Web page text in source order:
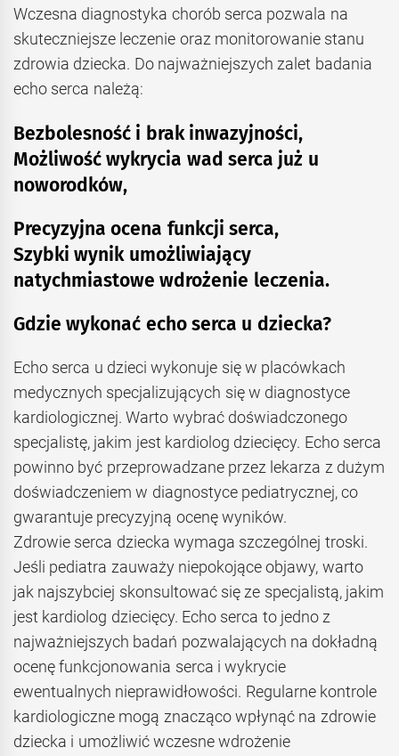
Wczesna diagnostyka chorób serca pozwala na
skuteczniejsze leczenie oraz monitorowanie stanu
zdrowia dziecka. Do najważniejszych zalet badania
echo serca należą:
Bezbolesność i brak inwazyjności,
Możliwość wykrycia wad serca już u
noworodków,
Precyzyjna ocena funkcji serca,
Szybki wynik umożliwiający
natychmiastowe wdrożenie leczenia.
Gdzie wykonać echo serca u dziecka?
Echo serca u dzieci wykonuje się w placówkach
medycznych specjalizujących się w diagnostyce
kardiologicznej. Warto wybrać doświadczonego
specjalistę, jakim jest kardiolog dziecięcy. Echo serca
powinno być przeprowadzane przez lekarza z dużym
doświadczeniem w diagnostyce pediatrycznej, co
gwarantuje precyzyjną ocenę wyników.
Zdrowie serca dziecka wymaga szczególnej troski.
Jeśli pediatra zauważy niepokojące objawy, warto
jak najszybciej skonsultować się ze specjalistą, jakim
jest kardiolog dziecięcy. Echo serca to jedno z
najważniejszych badań pozwalających na dokładną
ocenę funkcjonowania serca i wykrycie
ewentualnych nieprawidłowości. Regularne kontrole
kardiologiczne mogą znacząco wpłynąć na zdrowie
dziecka i umożliwić wczesne wdrożenie